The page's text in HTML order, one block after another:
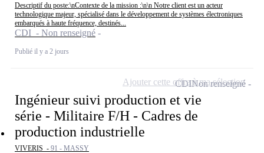
Descriptif du poste:\nContexte de la mission :\n\n Notre client est un acteur
technologique majeur, spécialisé dans le développement de systèmes électroniques
embarqués à haute fréquence, destinés...
CDI - Non renseigné
Publié il y a 2 jours
Ingénieur suivi production et vie
série - Militaire F/H - Cadres de
production industrielle
VIVERIS - 91 - MASSY
CDINon renseigné
Ajouter cette offre à ma sélection